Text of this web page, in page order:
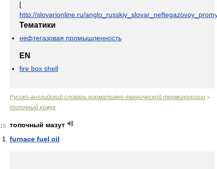
[
http://slovarionline.ru/
Тематики
нефтегазовая промышленность
EN
fire box shell
Русско-английский словарь нормативно-технической терминологии >
топочный кожух
18
топочный мазут
furnace fuel oil